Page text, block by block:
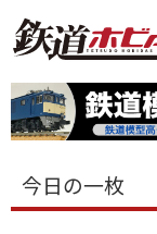
今日の一枚